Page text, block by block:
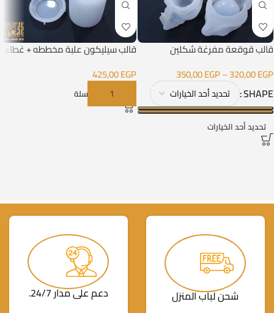
قالب قوقعة مفرغة شكلين
320,00EGP
–
350,00EGP
SHAPE
تحديد أحد الخيارات
قالب سيليكون علبة مخططه + غطاء
425,00EGP
إضافة إلى السلة
شحن لباب المنزل دعم على مدار 24/7.